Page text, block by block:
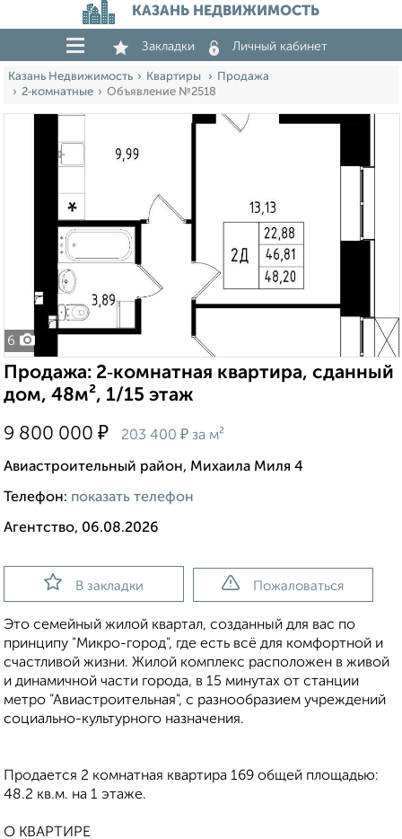
КАЗАНЬ НЕДВИЖИМОСТЬ
Закладки Личный кабинет
Казань Недвижимость Квартиры
Продажа
2‑комнатные
Объявление №2518
6
Продажа: 2‑комнатная квартира, сданный
дом, 48м², 1/15 этаж
9 800 000 ₽ 203 400 ₽ за м²
Авиастроительный район, Михаила Миля 4
Телефон: показать телефон
Агентство, 06.08.2026
В закладки Пожаловаться
Это семейный жилой квартал, созданный для вас по
принципу "Микро-город", где есть всё для комфортной и
счастливой жизни. Жилой комплекс расположен в живой
и динамичной части города, в 15 минутах от станции
метро "Авиастроительная", с разнообразием учреждений
социально-культурного назначения.
Продается 2 комнатная квартира 169 общей площадью:
48.2 кв.м. на 1 этаже.
О КВАРТИРЕ